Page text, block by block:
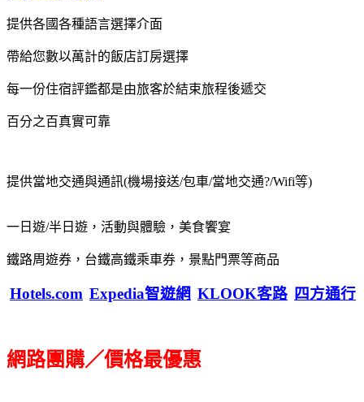
提供各國各種語言選擇介面
帶給您數以萬計的飯店訂房選擇
每一份住宿評鑑都是由旅客於結束旅程後遞交
百分之百真實可靠
提供當地交通與通訊(機場接送/包車/當地交通?/Wifi等)
一日遊/半日遊，活動與體驗，美食饗宴
鐵路周遊券，台鐵高鐵乘車券，景點門票等商品
Hotels.com Expedia智遊網 KLOOK客路 四方通行
網路團購／價格最優惠